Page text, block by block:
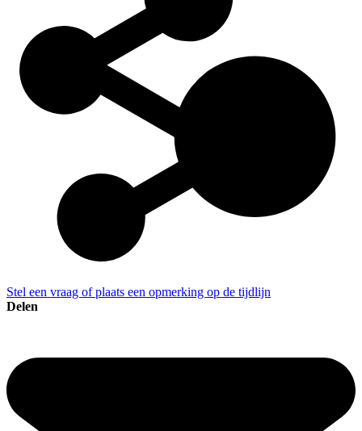
Stel een vraag of plaats een opmerking op de tijdlijn
Delen